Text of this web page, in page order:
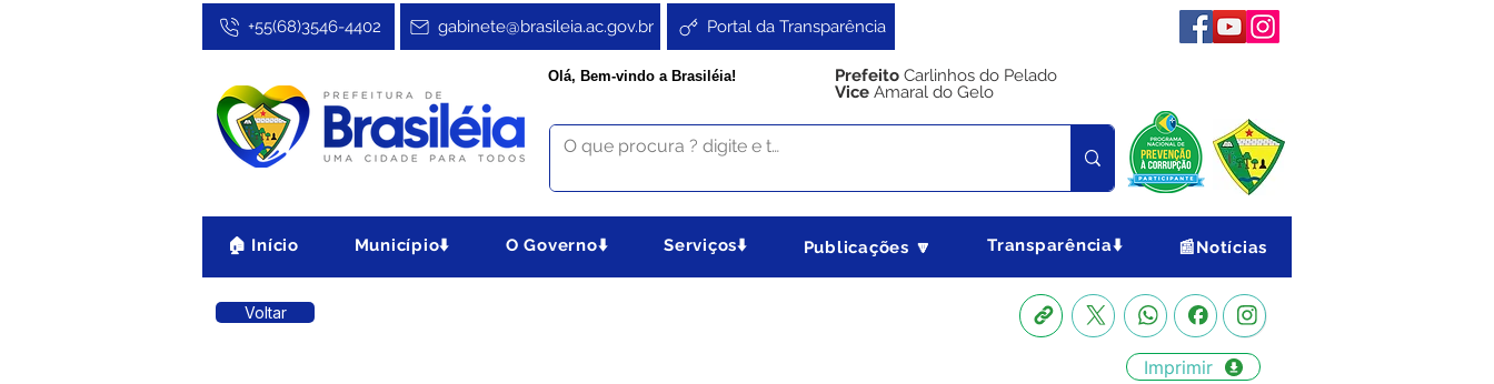
Portal da Transparência
gabinete@brasileia.ac.gov.br
+55(68)3546-4402
Olá, Bem-vindo a Brasiléia! Prefeito Carlinhos do Pelado
Vice Amaral do Gelo
🏠 Início Município⬇️ O Governo⬇️ Serviços⬇️ Publicações 🔽 Transparência⬇️ 📰Notícias
Voltar
Imprimir